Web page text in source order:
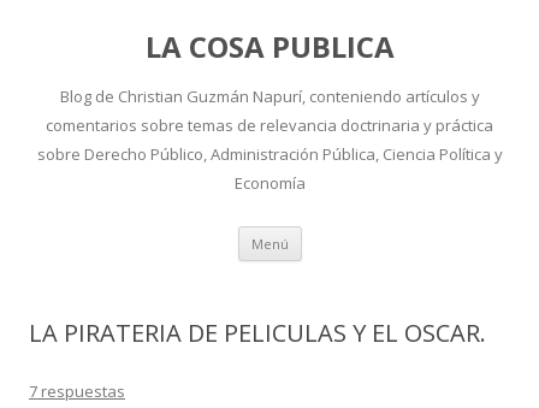
LA COSA PUBLICA
Blog de Christian Guzmán Napurí, conteniendo artículos y
comentarios sobre temas de relevancia doctrinaria y práctica
sobre Derecho Público, Administración Pública, Ciencia Política y
Economía
Menú Ir
contenido
LA PIRATERIA DE PELICULAS Y EL OSCAR.
7 respuestas